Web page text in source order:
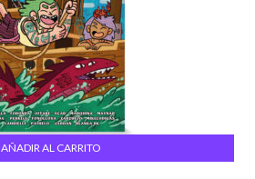
AÑADIR AL CARRITO